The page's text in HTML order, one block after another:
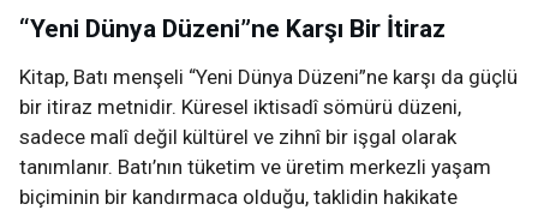
“Yeni Dünya Düzeni”ne Karşı Bir İtiraz
Kitap, Batı menşeli “Yeni Dünya Düzeni”ne karşı da güçlü
bir itiraz metnidir. Küresel iktisadî sömürü düzeni,
sadece malî değil kültürel ve zihnî bir işgal olarak
tanımlanır. Batı’nın tüketim ve üretim merkezli yaşam
biçiminin bir kandırmaca olduğu, taklidin hakikate